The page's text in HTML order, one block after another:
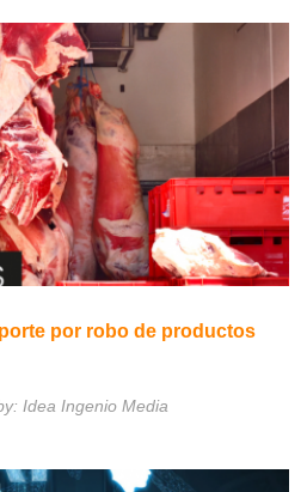
por robo de productos
Idea Ingenio Media